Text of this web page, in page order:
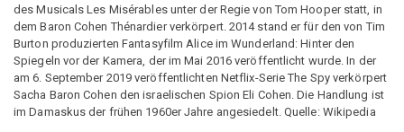
des Musicals Les Misérables unter der Regie von Tom Hooper statt, in
dem Baron Cohen Thénardier verkörpert. 2014 stand er für den von Tim
Burton produzierten Fantasyfilm Alice im Wunderland: Hinter den
Spiegeln vor der Kamera, der im Mai 2016 veröffentlicht wurde. In der
am 6. September 2019 veröffentlichten Netflix-Serie The Spy verkörpert
Sacha Baron Cohen den israelischen Spion Eli Cohen. Die Handlung ist
im Damaskus der frühen 1960er Jahre angesiedelt. Quelle: Wikipedia